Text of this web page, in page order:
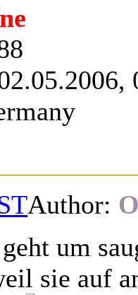
Author:
geht um
sie auf